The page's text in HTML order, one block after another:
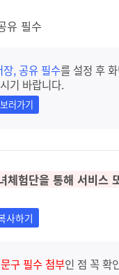
유 필수
장, 공유 필수를 설정 후
기 바랍니다.
러가기
체험단을 통해 서비스
사하기
구 필수 첨부인 점 꼭 확